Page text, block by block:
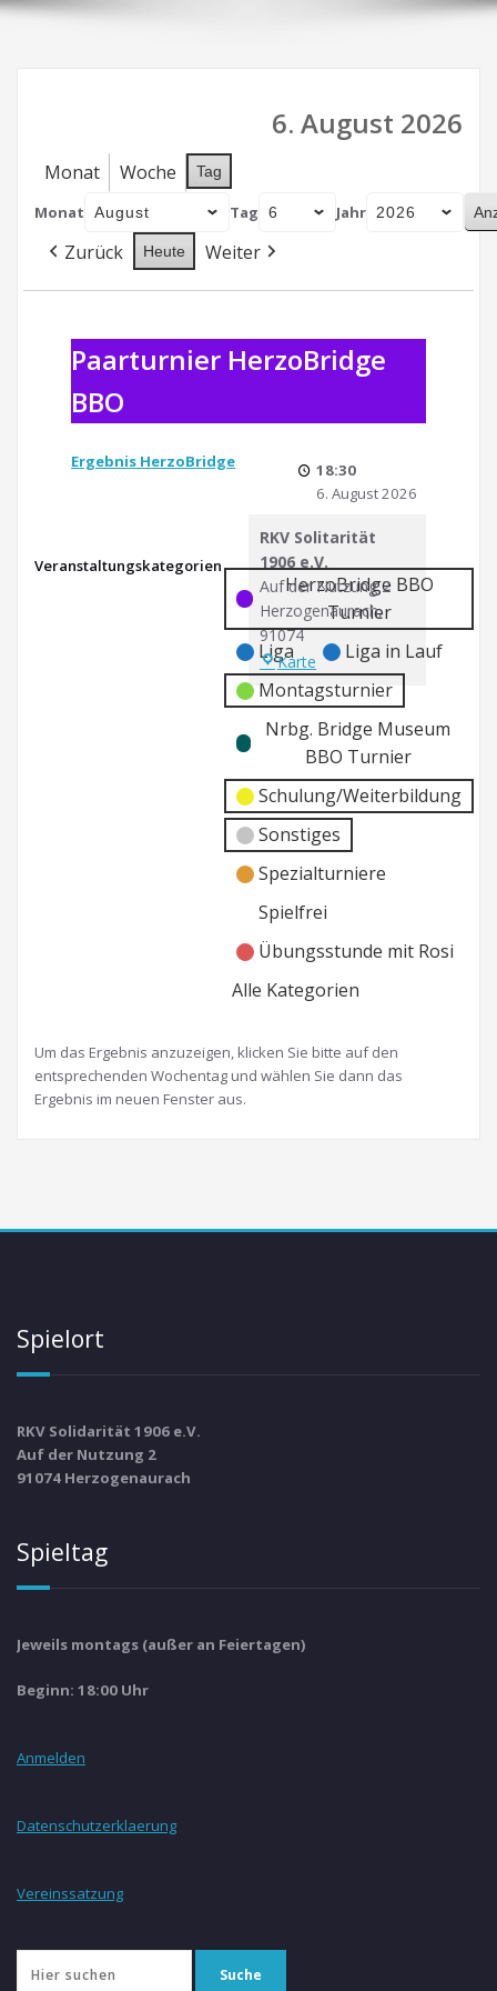
6. August 2026
Monat Woche Tag
Monat Tag Jahr
Zurück Heute Weiter
HerzoBridge
Paarturnier HerzoBridge
BBO
18:30
6. August 2026
Ergebnis HerzoBridge
RKV Solitarität
1906 e.V.
Auf der Nutzung 2
Herzogenaurach,
91074
Karte RKV
Solitarität
1906
e.V.
Veranstaltungskategorien Kategorie
ohne
Titel
Kategorie
ohne
Titel
HerzoBridge BBO
Turnier
Liga
Liga in Lauf
Montagsturnier
Nrbg. Bridge Museum
BBO Turnier
Schulung/Weiterbildung
Sonstiges
Spezialturniere
Spielfrei
Übungsstunde mit Rosi
Alle Kategorien
Um das Ergebnis anzuzeigen, klicken Sie bitte auf den
entsprechenden Wochentag und wählen Sie dann das
Ergebnis im neuen Fenster aus.
Spielort
RKV Solidarität 1906 e.V.
Auf der Nutzung 2
91074 Herzogenaurach
Spieltag
Jeweils montags (außer an Feiertagen)
Beginn: 18:00 Uhr
Anmelden
Datenschutzerklaerung
Vereinssatzung